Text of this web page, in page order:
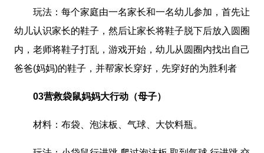
玩法：每个家庭由一名家长和一名幼儿参加，首先让
幼儿认识家长的鞋子，然后让家长将鞋子脱下后放入圆圈
内，老师将鞋子打乱，游戏开始，幼儿从圆圈内找出自己
爸爸(妈妈)的鞋子，并帮家长穿好，先穿好的为胜利者
03营救袋鼠妈妈大行动（母子）
材料：布袋、泡沫板、气球、大饮料瓶。